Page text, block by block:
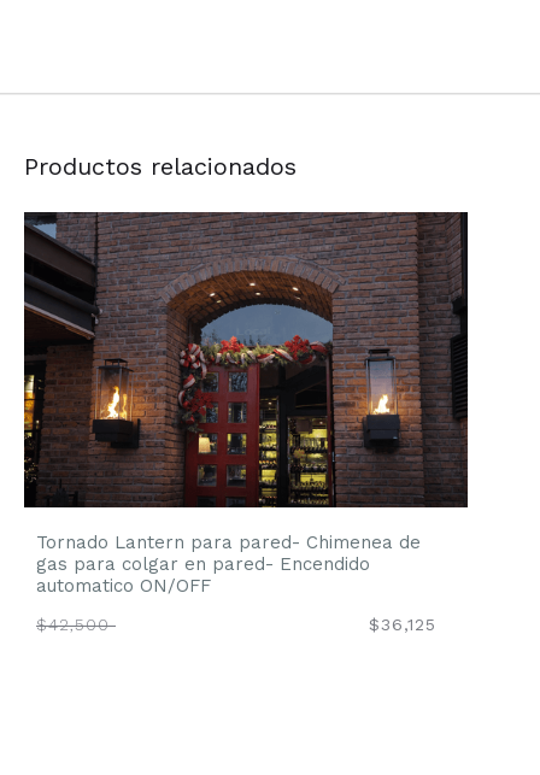
Productos relacionados
Tornado Lantern para pared- Chimenea de
gas para colgar en pared- Encendido
automatico ON/OFF
$42,500 $36,125